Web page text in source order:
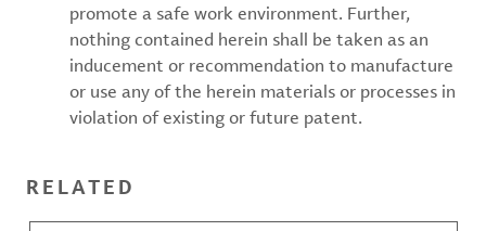
promote a safe work environment. Further,
nothing contained herein shall be taken as an
inducement or recommendation to manufacture
or use any of the herein materials or processes in
violation of existing or future patent.
RELATED